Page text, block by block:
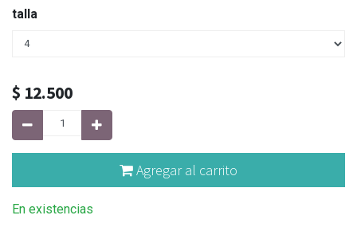
talla
$ 12.500
Agregar al carrito
En existencias